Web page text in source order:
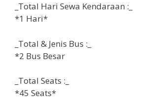
_Total Hari Sewa Kendaraan :_
*1 Hari*
_Total & Jenis Bus :_
*2 Bus Besar
_Total Seats :_
*45 Seats*